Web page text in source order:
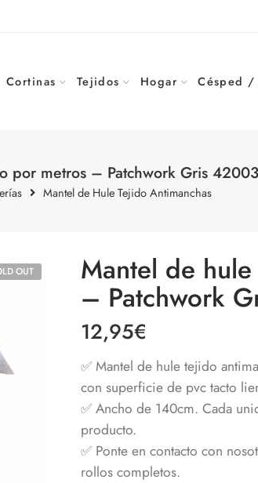
Cortinas Tejidos Hogar Césped /
por metros – Patchwork Gris
Mantel de Hule Tejido Antimanchas
OUT Mantel de
– Patchwork
12,95€
✅ Mantel de hule tejido
con superficie de pvc tacto
✅ Ancho de 140cm. Cada
producto.
✅ Ponte en contacto con
rollos completos.